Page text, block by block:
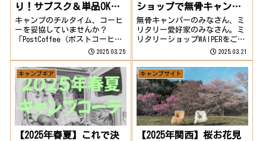
り！サブスク＆単品OKの
本格コーヒーを外でも楽
しもう
キャンプのチルタイム、コーヒ
ーを妥協していませんか？
「PostCoffee（ポストコーヒ
ー）」なら、あなた好みに調合
された本格派のスペシャルティ
コーヒーが自宅に届きます。し
かも軽量・コンパクト・ドリッ
プバッグ対応で、キャンプにも
相性抜群。豆...
2025.03.25
ショップで無骨キャンプ
を
無骨キャンパーのみなさん、ミ
リタリー愛好家のみなさん。ミ
リタリーショップWAIPERをご存
じですか⁉無骨キャンプだけで
はなく、普段のオシャレ着とし
ても人気のジャケットやパン
ツ、ベルト等の実物放出品(軍
放出品)を取り扱っているショ
ップです！W...
2025.03.21
キャンプギア
【2025年春夏】これで決
キャンプサイト
【2025年関西】桜お花見